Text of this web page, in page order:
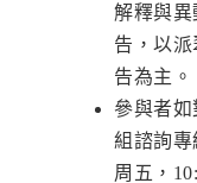
解釋與異
告，以派
告為主。
參與者
組諮詢專
周五，